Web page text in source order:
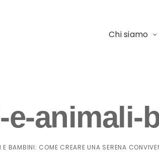
Chi siamo
animali-
E BAMBINI: COME CREARE UNA SERENA